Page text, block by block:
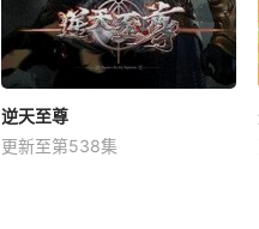
逆天至尊
更新至第538集